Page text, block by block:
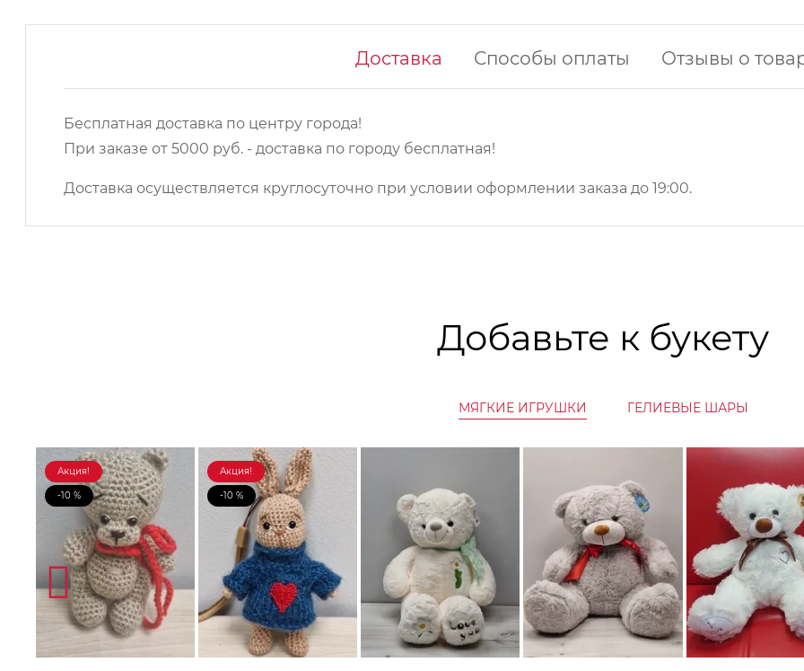
Доставка Способы оплаты Отзывы о
Бесплатная доставка по центру города!
При заказе от 5000 руб. - доставка по городу бесплатная!
Доставка осуществляется круглосуточно при условии оформлении заказа до 19:00.
Добавьте к букету
МЯГКИЕ ИГРУШКИ ГЕЛИЕВЫЕ ШАРЫ
Акция!
-10 %
Акция!
-10 %